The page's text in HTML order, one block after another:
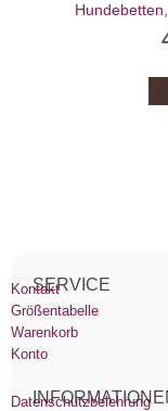
SERVICE
Kontakt
Größentabelle
Warenkorb
Konto
Datenschutzbelehrung